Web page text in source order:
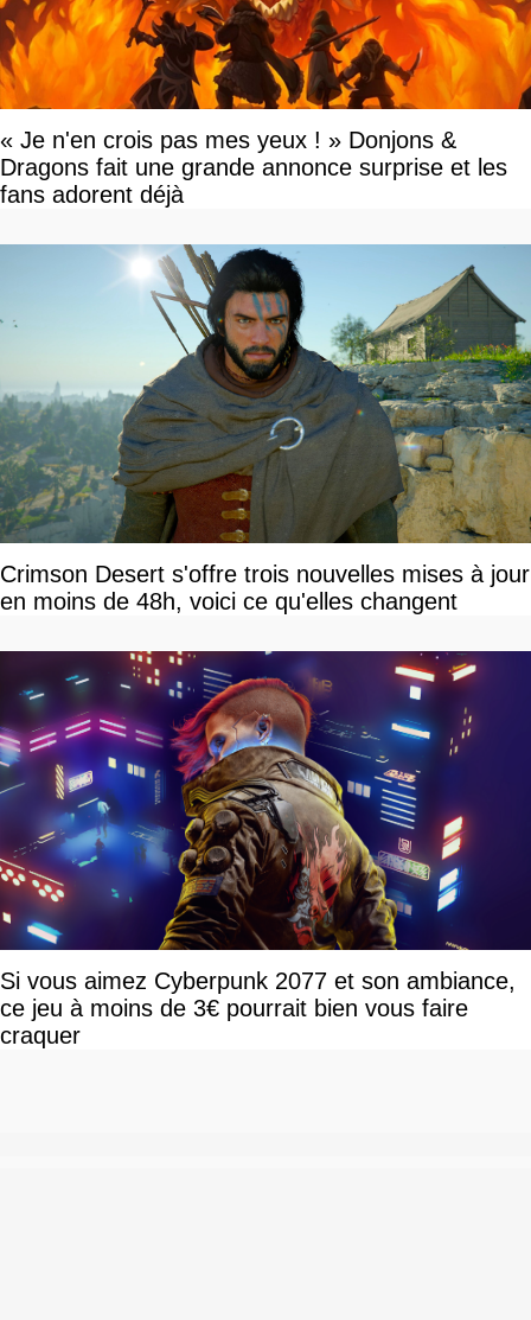
« Je n'en crois pas mes yeux ! » Donjons &
Dragons fait une grande annonce surprise et les
fans adorent déjà
Crimson Desert s'offre trois nouvelles mises à jour
en moins de 48h, voici ce qu'elles changent
Si vous aimez Cyberpunk 2077 et son ambiance,
ce jeu à moins de 3€ pourrait bien vous faire
craquer